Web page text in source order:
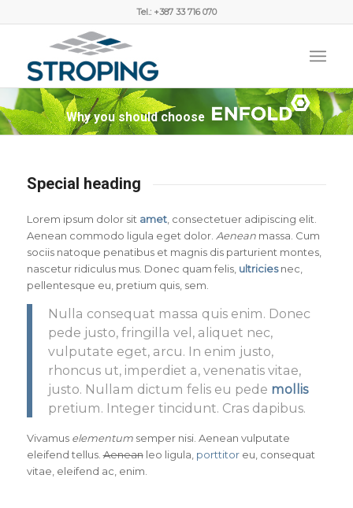
Tel.: +387 33 716 070
Why you should choose
Special heading
Lorem ipsum dolor sit amet, consectetuer adipiscing elit.
Aenean commodo ligula eget dolor. Aeneanmassa. Cum
sociis natoque penatibus et magnis dis parturient montes,
nascetur ridiculus mus. Donec quam felis, ultriciesnec,
pellentesque eu, pretium quis, sem.
Nulla consequat massa quis enim. Donec
pede justo, fringilla vel, aliquet nec,
vulputate eget, arcu. In enim justo,
rhoncus ut, imperdiet a, venenatis vitae,
justo. Nullam dictum felis eu pede mollis
pretium. Integer tincidunt. Cras dapibus.
Vivamus elementumsemper nisi. Aenean vulputate
eleifend tellus.Aeneanleo ligula, porttitoreu, consequat
vitae, eleifend ac, enim.